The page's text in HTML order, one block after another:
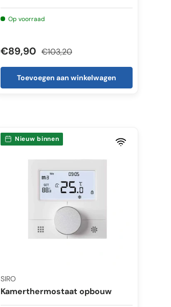
Op voorraad
€89,90 €103,20
Toevoegen aan winkelwagen
Nieuw binnen
SIRO
Kamerthermostaat opbouw